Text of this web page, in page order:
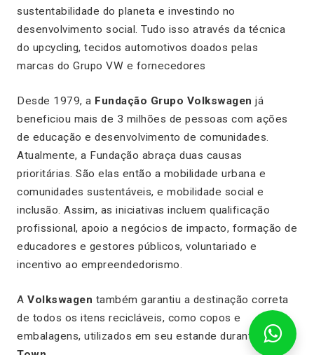
sustentabilidade do planeta e investindo no
desenvolvimento social. Tudo isso através da técnica
do upcycling, tecidos automotivos doados pelas
marcas do Grupo VW e fornecedores
Desde 1979, a Fundação Grupo Volkswagen já
beneficiou mais de 3 milhões de pessoas com ações
de educação e desenvolvimento de comunidades.
Atualmente, a Fundação abraça duas causas
prioritárias. São elas então a mobilidade urbana e
comunidades sustentáveis, e mobilidade social e
inclusão. Assim, as iniciativas incluem qualificação
profissional, apoio a negócios de impacto, formação de
educadores e gestores públicos, voluntariado e
incentivo ao empreendedorismo.
A Volkswagen também garantiu a destinação correta
de todos os itens recicláveis, como copos e
embalagens, utilizados em seu estande durante oThe